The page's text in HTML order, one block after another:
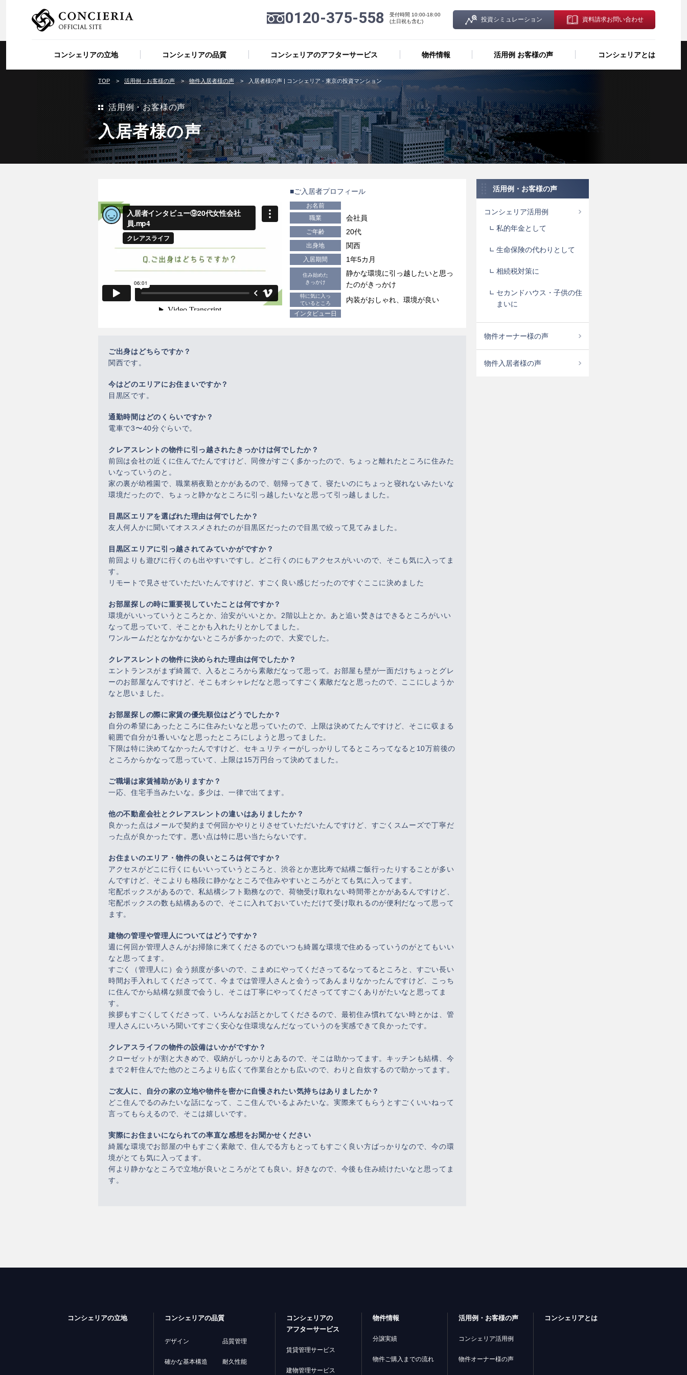
0120-375-558
受付時間 10:00-18:00
(土日祝も含む)
投資シミュレーション 資料請求お問い合わせ
コンシェリアの立地 コンシェリアの品質 コンシェリアのアフターサービス 物件情報 活用例 お客様の声 コンシェリアとは
TOP 活用例・お客様の声 物件入居者様の声 入居者様の声 | コンシェリア - 東京の投資マンション
活用例・お客様の声
入居者様の声
■ご入居者プロフィール
お名前
職業
会社員
ご年齢 20代
出身地 関西
入居期間 1年5カ月
住み始めた
きっかけ
静かな環境に引っ越したいと思っ
たのがきっかけ
特に気に入っ
ているところ
内装がおしゃれ、環境が良い
インタビュー日
ご出身はどちらですか？
関西です。
今はどのエリアにお住まいですか？
目黒区です。
通勤時間はどのくらいですか？
電車で3〜40分ぐらいで。
クレアスレントの物件に引っ越されたきっかけは何でしたか？
前回は会社の近くに住んでたんですけど、同僚がすごく多かったので、ちょっと離れたところに住みた
いなっていうのと。
家の裏が幼稚園で、職業柄夜勤とかがあるので、朝帰ってきて、寝たいのにちょっと寝れないみたいな
環境だったので、ちょっと静かなところに引っ越したいなと思って引っ越しました。
目黒区エリアを選ばれた理由は何でしたか？
友人何人かに聞いてオススメされたのが目黒区だったので目黒で絞って見てみました。
目黒区エリアに引っ越されてみていかがですか？
前回よりも遊びに行くのも出やすいですし。どこ行くのにもアクセスがいいので、そこも気に入ってま
す。
リモートで見させていただいたんですけど、すごく良い感じだったのですぐここに決めました
お部屋探しの時に重要視していたことは何ですか？
環境がいいっていうところとか、治安がいいとか。2階以上とか。あと追い焚きはできるところがいい
なって思っていて、そことかも入れたりとかしてました。
ワンルームだとなかなかないところが多かったので、大変でした。
クレアスレントの物件に決められた理由は何でしたか？
エントランスがまず綺麗で、入るところから素敵だなって思って。お部屋も壁が一面だけちょっとグレ
ーのお部屋なんですけど、そこもオシャレだなと思ってすごく素敵だなと思ったので、ここにしようか
なと思いました。
お部屋探しの際に家賃の優先順位はどうでしたか？
自分の希望にあったところに住みたいなと思っていたので、上限は決めてたんですけど、そこに収まる
範囲で自分が1番いいなと思ったところにしようと思ってました。
下限は特に決めてなかったんですけど、セキュリティーがしっかりしてるところってなると10万前後の
ところからかなって思っていて、上限は15万円台って決めてました。
ご職場は家賃補助がありますか？
一応、住宅手当みたいな。多少は、一律で出てます。
他の不動産会社とクレアスレントの違いはありましたか？
良かった点はメールで契約まで何回かやりとりさせていただいたんですけど、すごくスムーズで丁寧だ
った点が良かったです。悪い点は特に思い当たらないです。
お住まいのエリア・物件の良いところは何ですか？
アクセスがどこに行くにもいいっていうところと、渋谷とか恵比寿で結構ご飯行ったりすることが多い
んですけど、そこよりも格段に静かなところで住みやすいところがとても気に入ってます。
宅配ボックスがあるので、私結構シフト勤務なので、荷物受け取れない時間帯とかがあるんですけど、
宅配ボックスの数も結構あるので、そこに入れておいていただけて受け取れるのが便利だなって思って
ます。
建物の管理や管理人についてはどうですか？
週に何回か管理人さんがお掃除に来てくださるのでいつも綺麗な環境で住めるっていうのがとてもいい
なと思ってます。
すごく（管理人に）会う頻度が多いので、こまめにやってくださってるなってるところと、すごい長い
時間お手入れしてくださってて、今までは管理人さんと会うってあんまりなかったんですけど、こっち
に住んでから結構な頻度で会うし、そこは丁寧にやってくださっててすごくありがたいなと思ってま
す。
挨拶もすごくしてくださって、いろんなお話とかしてくださるので、最初住み慣れてない時とかは、管
理人さんにいろいろ聞いてすごく安心な住環境なんだなっていうのを実感できて良かったです。
クレアスライフの物件の設備はいかがですか？
クローゼットが割と大きめで、収納がしっかりとあるので、そこは助かってます。キッチンも結構、今
まで２軒住んでた他のところよりも広くて作業台とかも広いので、わりと自炊するので助かってます。
ご友人に、自分の家の立地や物件を密かに自慢されたい気持ちはありましたか？
どこ住んでるのみたいな話になって、ここ住んでいるよみたいな。実際来てもらうとすごくいいねって
言ってもらえるので、そこは嬉しいです。
実際にお住まいになられての率直な感想をお聞かせください
綺麗な環境でお部屋の中もすごく素敵で、住んでる方もとってもすごく良い方ばっかりなので、今の環
境がとても気に入ってます。
何より静かなところで立地が良いところがとても良い。好きなので、今後も住み続けたいなと思ってま
す。
活用例・お客様の声
コンシェリア活用例
私的年金として
生命保険の代わりとして
相続税対策に
セカンドハウス・子供の住
まいに
物件オーナー様の声
物件入居者様の声
コンシェリアの立地 コンシェリアの品質
デザイン 品質管理
確かな基本構造 耐久性能
コンシェリアの
アフターサービス
賃貸管理サービス
建物管理サービス
物件情報
分譲実績
物件ご購入までの流れ
活用例・お客様の声
コンシェリア活用例
物件オーナー様の声
コンシェリアとは